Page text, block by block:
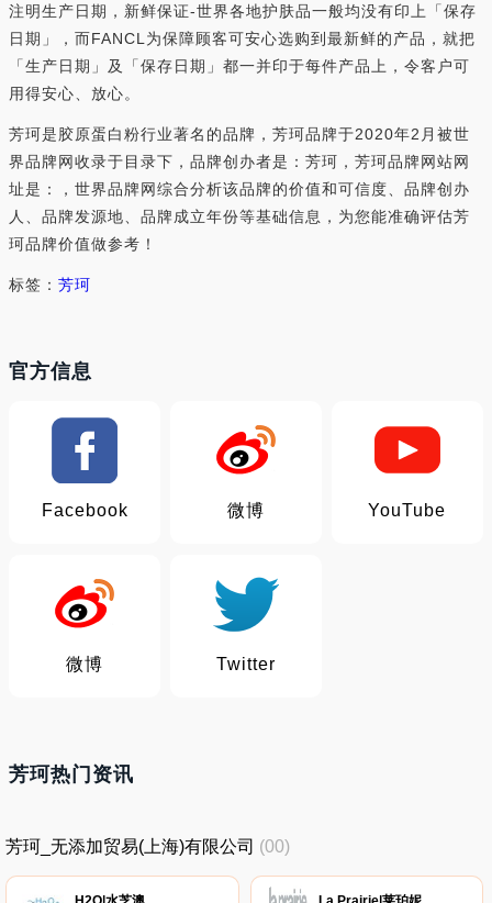
注明生产日期，新鲜保证-世界各地护肤品一般均没有印上「保存
日期」，而FANCL为保障顾客可安心选购到最新鲜的产品，就把
「生产日期」及「保存日期」都一并印于每件产品上，令客户可
用得安心、放心。
芳珂是胶原蛋白粉行业著名的品牌，芳珂品牌于2020年2月被世
界品牌网收录于目录下，品牌创办者是：芳珂，芳珂品牌网站网
址是：，世界品牌网综合分析该品牌的价值和可信度、品牌创办
人、品牌发源地、品牌成立年份等基础信息，为您能准确评估芳
珂品牌价值做参考！
标签： 芳珂
官方信息
Facebook 微博 YouTube
微博 Twitter
芳珂热门资讯
芳珂_无添加贸易(上海)有限公司 (00)